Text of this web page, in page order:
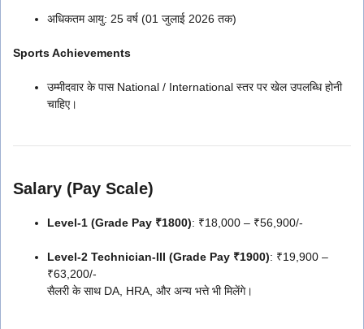
अधिकतम आयु: 25 वर्ष (01 जुलाई 2026 तक)
Sports Achievements
उम्मीदवार के पास National / International स्तर पर खेल उपलब्धि होनी
चाहिए।
Salary (Pay Scale)
Level-1 (Grade Pay ₹1800): ₹18,000 – ₹56,900/-
Level-2 Technician-III (Grade Pay ₹1900): ₹19,900 –
₹63,200/-
सैलरी के साथ DA, HRA, और अन्य भत्ते भी मिलेंगे।